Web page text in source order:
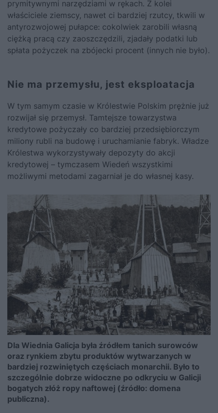
prymitywnymi narzędziami w rękach. Z kolei
właściciele ziemscy, nawet ci bardziej rzutcy, tkwili w
antyrozwojowej pułapce: cokolwiek zarobili własną
ciężką pracą czy zaoszczędzili, zjadały podatki lub
spłata pożyczek na zbójecki procent (innych nie było).
Nie ma przemysłu, jest eksploatacja
W tym samym czasie w Królestwie Polskim prężnie już
rozwijał się przemysł. Tamtejsze towarzystwa
kredytowe pożyczały co bardziej przedsiębiorczym
miliony rubli na budowę i uruchamianie fabryk. Władze
Królestwa wykorzystywały depozyty do akcji
kredytowej – tymczasem Wiedeń wszystkimi
możliwymi metodami zagarniał je do własnej kasy.
Dla Wiednia Galicja była źródłem tanich surowców
oraz rynkiem zbytu produktów wytwarzanych w
bardziej rozwiniętych częściach monarchii. Było to
szczególnie dobrze widoczne po odkryciu w Galicji
bogatych złóż ropy naftowej (źródło: domena
publiczna).